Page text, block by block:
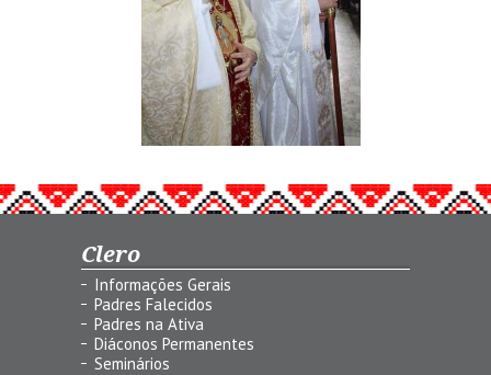
Clero
Informações Gerais
Padres Falecidos
Padres na Ativa
Diáconos Permanentes
Seminários